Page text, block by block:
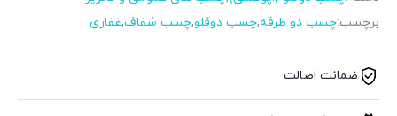
برچسب:چسب دو طرفه,چسب دوقلو,چسب شفاف,غفاری
ضمانت اصالت